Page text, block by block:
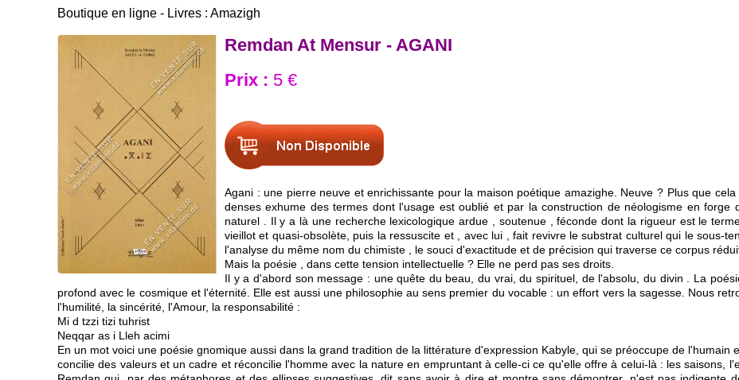
Boutique en ligne - Livres : Amazigh
Remdan At Mensur - AGANI
Prix : 5 €
Agani : une pierre neuve et enrichissante pour la maison poétique amazighe. Neuve ? Plus que
denses exhume des termes dont l'usage est oublié et par la construction de néologisme en
naturel . Il y a là une recherche lexicologique ardue , soutenue , féconde dont la rigueur est le
vieillot et quasi-obsolète, puis la ressuscite et , avec lui , fait revivre le substrat culturel qui le sous-
l'analyse du même nom du chimiste , le souci d'exactitude et de précision qui traverse ce corpus
Mais la poésie , dans cette tension intellectuelle ? Elle ne perd pas ses droits.
Il y a d'abord son message : une quête du beau, du vrai, du spirituel, de l'absolu, du divin . La
profond avec le cosmique et l'éternité. Elle est aussi une philosophie au sens premier du vocable : un effort vers la sagesse. Nous
l'humilité, la sincérité, l'Amour, la responsabilité :
Mi d tzzi tizi tuhrist
Neqqar as i Lleh acimi
En un mot voici une poésie gnomique aussi dans la grand tradition de la littérature d'expression Kabyle, qui se préoccupe de l'humain
concilie des valeurs et un cadre et réconcilie l'homme avec la nature en empruntant à celle-ci ce qu'elle offre à celui-là : les saisons,